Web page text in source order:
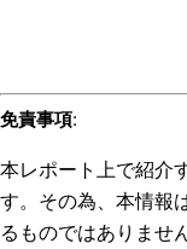
免責事項:
本レポート上で紹介
す。その為、本情報
るものではありませ